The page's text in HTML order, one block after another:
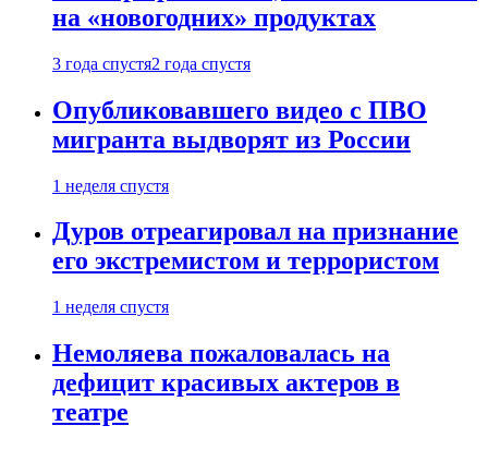
на «новогодних» продуктах
3 года спустя2 года спустя
Опубликовавшего видео с ПВО
мигранта выдворят из России
1 неделя спустя
Дуров отреагировал на признание
его экстремистом и террористом
1 неделя спустя
Немоляева пожаловалась на
дефицит красивых актеров в
театре